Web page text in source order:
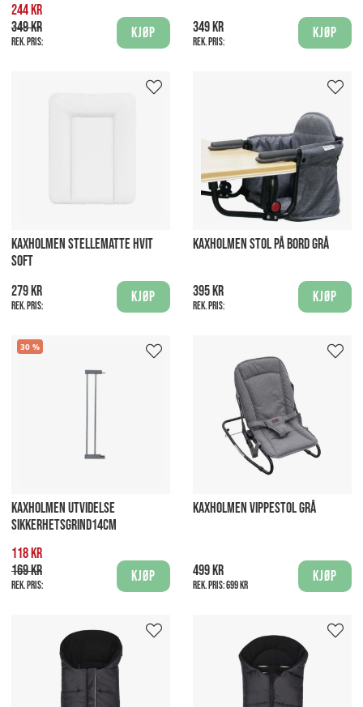
244 kr
349 kr
Rek. pris:
Kjøp 349 kr
Rek. pris:
Kjøp
KAXHOLMEN STELLEMATTE HVIT
SOFT
279 kr
Rek. pris:
Kjøp
KAXHOLMEN STOL PÅ BORD GRÅ
395 kr
Rek. pris:
Kjøp
30
KAXHOLMEN UTVIDELSE
SIKKERHETSGRIND14CM
118 kr
169 kr
Rek. pris:
Kjøp
KAXHOLMEN VIPPESTOL GRÅ
499 kr
Rek. pris:699 kr
Kjøp